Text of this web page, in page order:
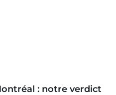
: notre verdict